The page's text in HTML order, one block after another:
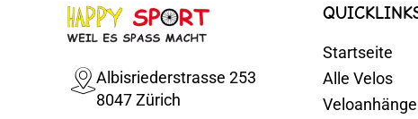
Albisriederstrasse 253
8047 Zürich
Startseite
Alle Velos